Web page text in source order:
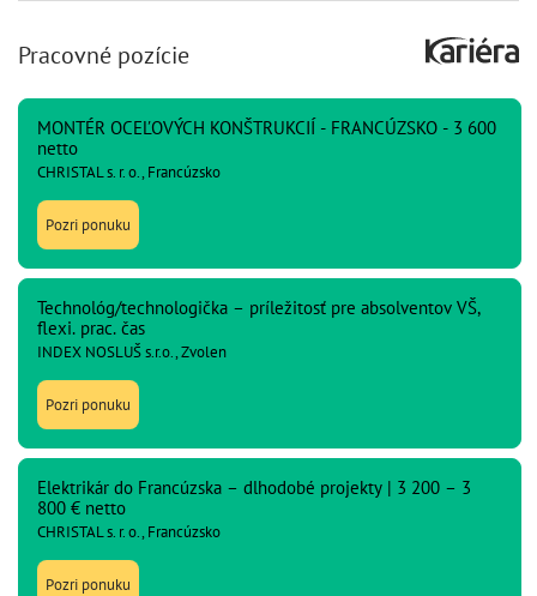
Pracovné pozície
MONTÉR OCEĽOVÝCH KONŠTRUKCIÍ - FRANCÚZSKO - 3 600
netto
CHRISTAL s. r. o., Francúzsko
Pozri ponuku
Technológ/technologička – príležitosť pre absolventov VŠ,
flexi. prac. čas
INDEX NOSLUŠ s.r.o., Zvolen
Pozri ponuku
Elektrikár do Francúzska – dlhodobé projekty | 3 200 – 3
800 € netto
CHRISTAL s. r. o., Francúzsko
Pozri ponuku